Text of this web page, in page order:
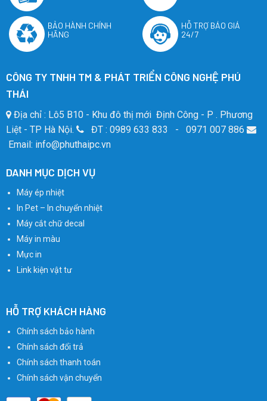
BẢO HÀNH CHÍNH
HÃNG
HỖ TRỢ BÁO GIÁ
24/7
CÔNG TY TNHH TM & PHÁT TRIỂN CÔNG NGHỆ PHÚ
THÁI
Địa chỉ : Lô5 B10 - Khu đô thị mới Định Công - P . Phương
Liệt - TP Hà Nội.
ĐT : 0989 633 833 - 0971 007 886
Email: info@phuthaipc.vn
DANH MỤC DỊCH VỤ
Máy ép nhiệt
In Pet – In chuyển nhiệt
Máy cắt chữ decal
Máy in màu
Mực in
Link kiện vật tư
HỖ TRỢ KHÁCH HÀNG
Chính sách bảo hành
Chính sách đổi trả
Chính sách thanh toán
Chính sách vận chuyển